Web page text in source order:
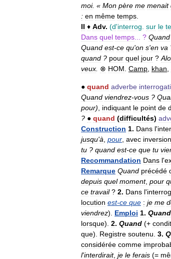
moi. « Mon père me menait
: en même temps.
II ♦ Adv. (d'interrog. sur le
Dans quel temps... ? Quand
Quand est-ce qu'on s'en va
quand ? pour quel jour ?
veux. ⊗ HOM. Camp, khan,
● quand adverbe
Quand viendrez-vous ?
pour), indiquant le point de
? ● quand (difficultés)
Construction 1. Dans l'
jusqu'à, pour, avec inversion
tu ? quand est-ce que tu
Recommandation Dans l'
Remarque Quand précédé
depuis quel moment, pour
ce travail? 2. Dans l'
locution est-ce que : je me
viendrez). Emploi 1. Quand
lorsque). 2. Quand (+
que). Registre soutenu. 3.
considérée comme
l'interdirait, je le ferais (=